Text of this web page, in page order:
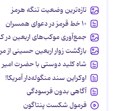
تازه‌ترین وضعیت تنگه هرمز
۱۰ خط قرمز در دعوای همسران
جمع‌آوری موکب‌های اربعین در
بازگشت زوار اربعین حسینی از
شاه کلید دوستی با حضرت امیر
اوکراین سند منگوله‌دار آمریکا!
آگاهی بدون فرسودگی
فرمول شکست پنتاگون